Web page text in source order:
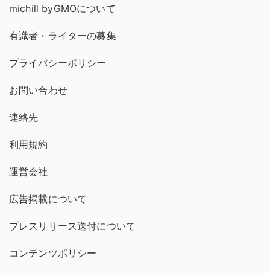
michill byGMOについて
有識者・ライターの募集
プライバシーポリシー
お問い合わせ
連絡先
利用規約
運営会社
広告掲載について
プレスリリース送付について
コンテンツポリシー